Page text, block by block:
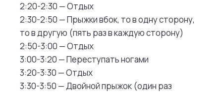
2:20-2:30 — Отдых
2:30-2:50 — Прыжки вбок, то в одну сторону,
то в другую (пять раз в каждую сторону)
2:50-3:00 — Отдых
3:00-3:20 — Переступать ногами
3:20-3:30 — Отдых
3:30-3:50 — Двойной прыжок (один раз